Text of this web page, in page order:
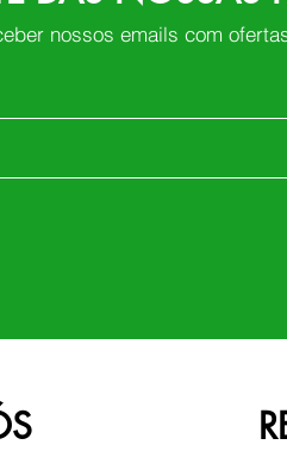
nossos emails com